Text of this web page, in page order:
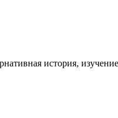
история,